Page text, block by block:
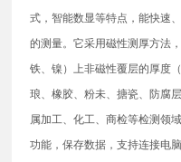
式，智能数显等特点，能快速
的测量。它采用磁性测厚方法
铁、镍）上非磁性覆层的厚度
琅、橡胶、粉未、搪瓷、防腐
属加工、化工、商检等检测领
功能，保存数据，支持连接电